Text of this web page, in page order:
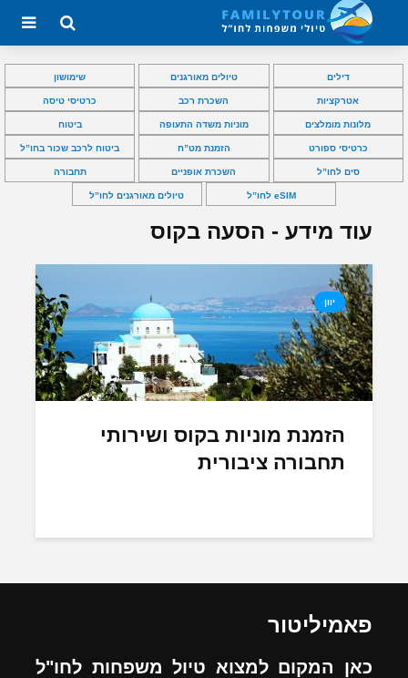
דילים טיולים מאורגנים שימושון
אטרקציות השכרת רכב כרטיסי טיסה
מלונות מומלצים מוניות משדה התעופה ביטוח
כרטיסי ספורט הזמנת מט”ח ביטוח לרכב שכור בחו”ל
סים לחו”ל השכרת אופניים תחבורה
eSIM לחו”ל טיולים מאורגנים לחו”ל
עוד מידע - הסעה בקוס
יוון
הזמנת מוניות בקוס ושירותי
תחבורה ציבורית
פאמיליטור
כאן המקום למצוא טיול משפחות לחו"ל